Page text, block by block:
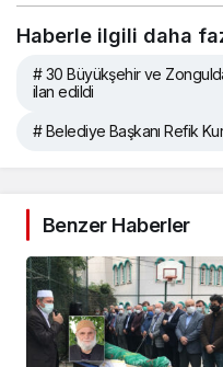
Haberle ilgili daha
# 30 Büyükşehir ve
ilan edildi
# Belediye Başkanı Refik
Benzer Haberler